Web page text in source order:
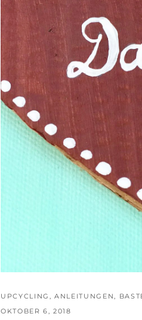
UPCYCLING ,ANLEITUNGEN,
OKTOBER 6, 2018